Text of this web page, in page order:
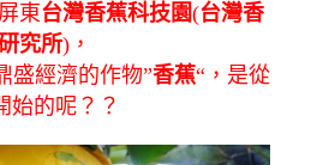
東台灣香蕉科技園(台灣香
究所)，
盛經濟的作物”香蕉“，是從
始的呢？？